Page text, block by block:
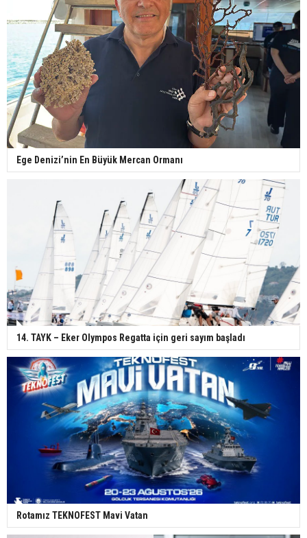
Ege Denizi’nin En Büyük Mercan Ormanı
14. TAYK – Eker Olympos Regatta için geri sayım başladı
Rotamız TEKNOFEST Mavi Vatan